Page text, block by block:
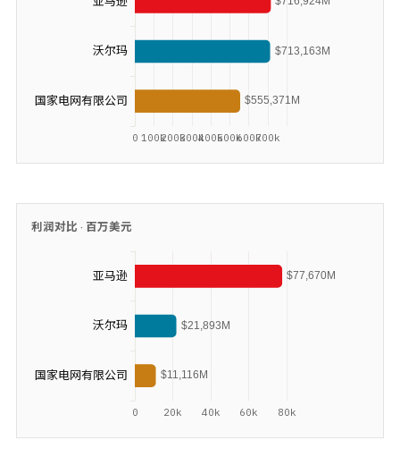
利润对比 · 百万美元